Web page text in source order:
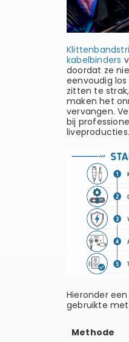
kabelbinders
doordat ze
eenvoudig
zitten te
maken het
vervangen.
bij
liveproducties.
Hieronder
gebruikte
Methode